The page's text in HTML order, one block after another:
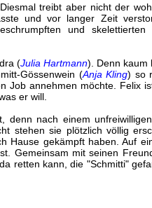
treibt aber nicht der
und vor langer Zeit
und skelettierten
(Julia Hartmann). Denn kaum
Gössenwein (Anja Kling) so
Job annehmen möchte. Felix
er will.
nach einem
stehen sie plötzlich völlig
Hause gekämpft haben. Auf
Gemeinsam mit seinen
retten kann, die "Schmitti"